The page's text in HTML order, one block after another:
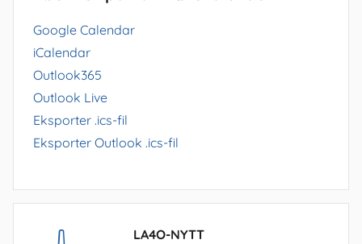
Google Calendar
iCalendar
Outlook365
Outlook Live
Eksporter .ics-fil
Eksporter Outlook .ics-fil
LA4O-NYTT